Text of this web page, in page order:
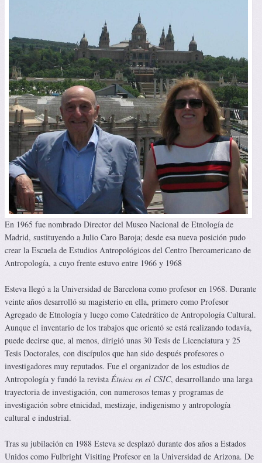
En 1965 fue nombrado Director del Museo Nacional de Etnología de
Madrid, sustituyendo a Julio Caro Baroja; desde esa nueva posición pudo
crear la Escuela de Estudios Antropológicos del Centro Iberoamericano de
Antropología, a cuyo frente estuvo entre 1966 y 1968
Esteva llegó a la Universidad de Barcelona como profesor en 1968. Durante
veinte años desarrolló su magisterio en ella, primero como Profesor
Agregado de Etnología y luego como Catedrático de Antropología Cultural.
Aunque el inventario de los trabajos que orientó se está realizando todavía,
puede decirse que, al menos, dirigió unas 30 Tesis de Licenciatura y 25
Tesis Doctorales, con discípulos que han sido después profesores o
investigadores muy reputados. Fue el organizador de los estudios de
Antropología y fundó la revista Étnica en el CSIC, desarrollando una larga
trayectoria de investigación, con numerosos temas y programas de
investigación sobre etnicidad, mestizaje, indigenismo y antropología
cultural e industrial.
Tras su jubilación en 1988 Esteva se desplazó durante dos años a Estados
Unidos como Fulbright Visiting Profesor en la Universidad de Arizona. De